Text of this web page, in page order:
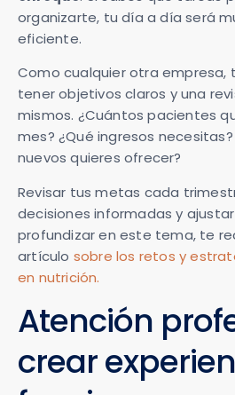
organizarte, tu día a día será
eficiente.
Como cualquier otra empresa,
tener objetivos claros y una
mismos. ¿Cuántos pacientes
mes? ¿Qué ingresos
nuevos quieres ofrecer?
Revisar tus metas cada
decisiones informadas y
profundizar en este tema, te
artículo sobre los retos y
en nutrición.
Atención
crear